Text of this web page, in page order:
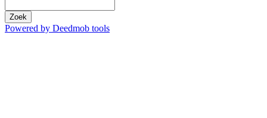
Zoek
Powered by Deedmob tools